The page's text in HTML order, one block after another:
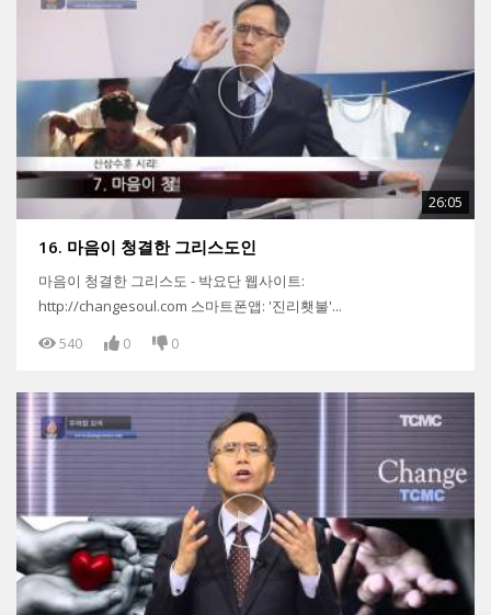
26:05
16. 마음이 청결한 그리스도인
마음이 청결한 그리스도 - 박요단 웹사이트:
http://changesoul.com 스마트폰앱: '진리횃불'...
540 0 0